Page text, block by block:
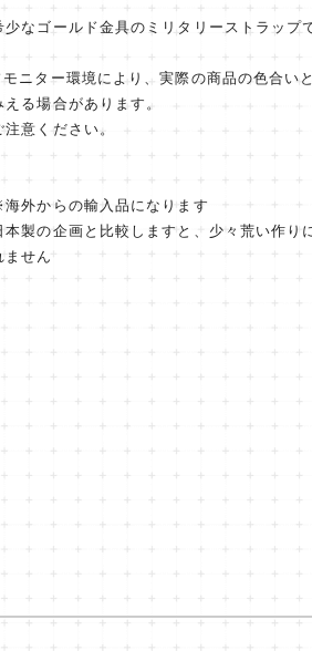
少なゴールド金具のミリタリーストラップ
ニター環境により、実際の商品の色合い
える場合があります。
注意ください。
外からの輸入品になります
本製の企画と比較しますと、少々荒い作り
ません